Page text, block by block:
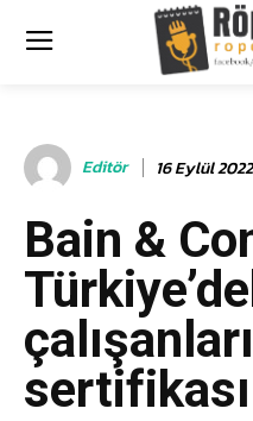
Editör 16 Eylül 2022
Bain &
sertifikası